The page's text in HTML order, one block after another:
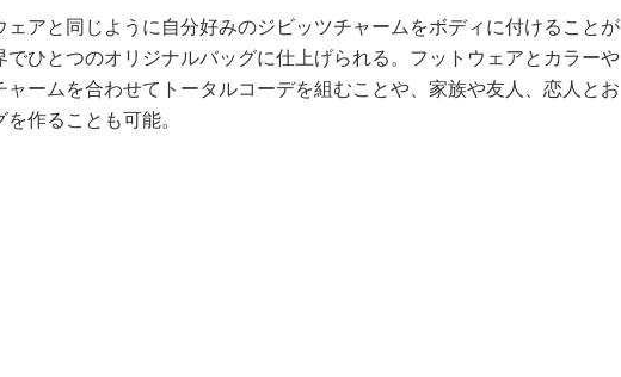
アと同じように自分好みのジビッツチャームをボディに付けることが
でひとつのオリジナルバッグに仕上げられる。フットウェアとカラーや
ャームを合わせてトータルコーデを組むことや、家族や友人、恋人とお
作ることも可能。